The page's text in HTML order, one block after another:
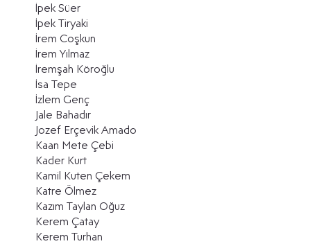
İpek Süer
İpek Tiryaki
İrem Coşkun
İrem Yılmaz
İremşah Köroğlu
İsa Tepe
İzlem Genç
Jale Bahadır
Jozef Erçevik Amado
Kaan Mete Çebi
Kader Kurt
Kamil Kuten Çekem
Katre Ölmez
Kazım Taylan Oğuz
Kerem Çatay
Kerem Turhan